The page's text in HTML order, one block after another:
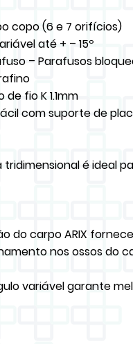
copo (6 e 7 orifícios)
até + – 15º
– Parafusos
fio K 1.1mm
com suporte de
tridimensional é ideal
do carpo ARIX
nos ossos do
variável garante